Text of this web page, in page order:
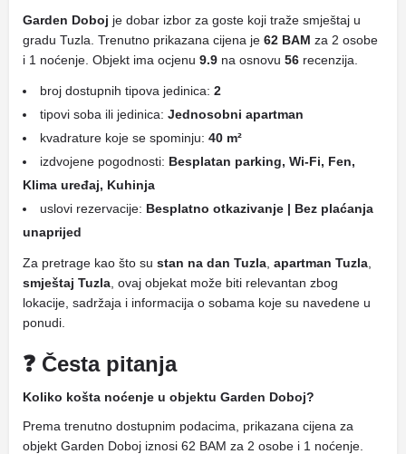
Garden Doboj je dobar izbor za goste koji traže smještaj u
gradu Tuzla. Trenutno prikazana cijena je 62 BAM za 2 osobe
i 1 noćenje. Objekt ima ocjenu 9.9 na osnovu 56 recenzija.
broj dostupnih tipova jedinica: 2
tipovi soba ili jedinica: Jednosobni apartman
kvadrature koje se spominju: 40 m²
izdvojene pogodnosti: Besplatan parking, Wi-Fi, Fen,
Klima uređaj, Kuhinja
uslovi rezervacije: Besplatno otkazivanje | Bez plaćanja
unaprijed
Za pretrage kao što su stan na dan Tuzla apartman Tuzla
smještaj Tuzla , ovaj objekat može biti relevantan zbog
lokacije, sadržaja i informacija o sobama koje su navedene u
ponudi.
❓ Česta pitanja
Koliko košta noćenje u objektu Garden Doboj?
Prema trenutno dostupnim podacima, prikazana cijena za
objekt Garden Doboj iznosi 62 BAM za 2 osobe i 1 noćenje.